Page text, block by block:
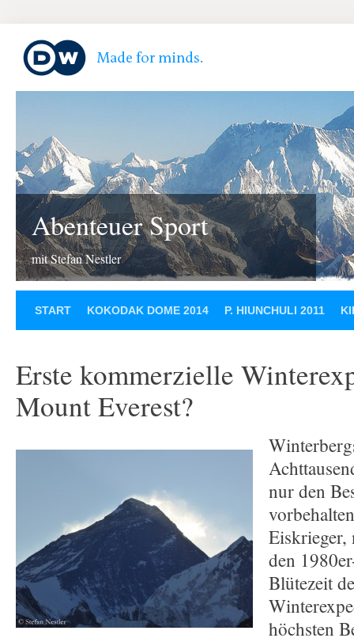
Abenteuer Sport
mit Stefan Nestler
START KOKODAK DOME 2014 P. HIUNCHULI 2011
Erste kommerzielle
Mount Everest?
nur den
Eiskrieger,
den
Blütezeit
höchsten